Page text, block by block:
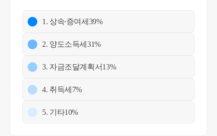
1. 상속∙증여세 39%
2. 양도소득세31%
3. 자금조달계획서13%
4. 취득세 7%
5. 기타10%